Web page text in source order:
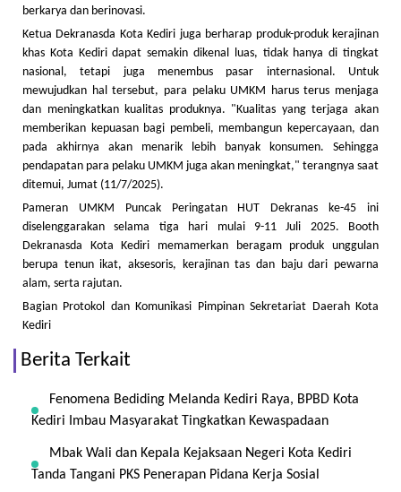
berkarya dan berinovasi.
Ketua Dekranasda Kota Kediri juga berharap produk-produk kerajinan
khas Kota Kediri dapat semakin dikenal luas, tidak hanya di tingkat
nasional, tetapi juga menembus pasar internasional. Untuk
mewujudkan hal tersebut, para pelaku UMKM harus terus menjaga
dan meningkatkan kualitas produknya. "Kualitas yang terjaga akan
memberikan kepuasan bagi pembeli, membangun kepercayaan, dan
pada akhirnya akan menarik lebih banyak konsumen. Sehingga
pendapatan para pelaku UMKM juga akan meningkat," terangnya saat
ditemui, Jumat (11/7/2025).
Pameran UMKM Puncak Peringatan HUT Dekranas ke-45 ini
diselenggarakan selama tiga hari mulai 9-11 Juli 2025. Booth
Dekranasda Kota Kediri memamerkan beragam produk unggulan
berupa tenun ikat, aksesoris, kerajinan tas dan baju dari pewarna
alam, serta rajutan.
Bagian Protokol dan Komunikasi Pimpinan Sekretariat Daerah Kota
Kediri
Berita Terkait
Fenomena Bediding Melanda Kediri Raya, BPBD Kota
Kediri Imbau Masyarakat Tingkatkan Kewaspadaan
Mbak Wali dan Kepala Kejaksaan Negeri Kota Kediri
Tanda Tangani PKS Penerapan Pidana Kerja Sosial